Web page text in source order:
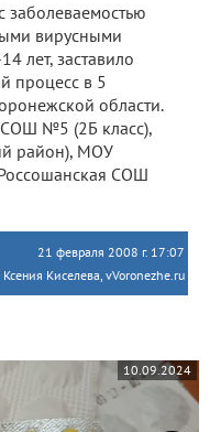
заболеваемостью
вирусными
лет, заставило
процесс в 5
области.
№5 (2Б класс),
район), МОУ
СОШ
21 февраля 2008 г. 17:07
Киселева, vVoronezhe.ru
10.09.2024